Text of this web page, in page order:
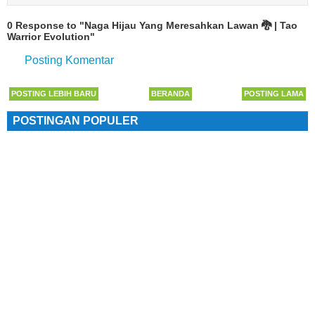
0 Response to "Naga Hijau Yang Meresahkan Lawan 🐉 | Tao
Warrior Evolution"
Posting Komentar
POSTING LEBIH BARU POSTING LAMA
BERANDA
POSTINGAN POPULER